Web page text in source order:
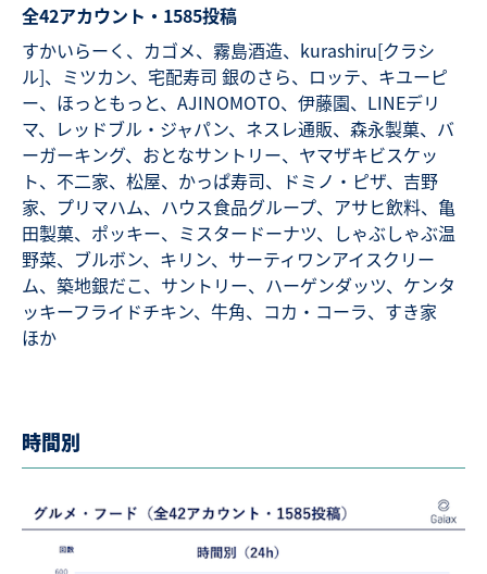
全42アカウント・1585投稿
すかいらーく、カゴメ、霧島酒造、kurashiru[クラシ
ル]、ミツカン、宅配寿司 銀のさら、ロッテ、キユーピ
ー、ほっともっと、AJINOMOTO、伊藤園、LINEデリ
マ、レッドブル・ジャパン、ネスレ通販、森永製菓、バ
ーガーキング、おとなサントリー、ヤマザキビスケッ
ト、不二家、松屋、かっぱ寿司、ドミノ・ピザ、吉野
家、プリマハム、ハウス食品グループ、アサヒ飲料、亀
田製菓、ポッキー、ミスタードーナツ、しゃぶしゃぶ温
野菜、ブルボン、キリン、サーティワンアイスクリー
ム、築地銀だこ、サントリー、ハーゲンダッツ、ケンタ
ッキーフライドチキン、牛角、コカ・コーラ、すき家
ほか
時間別